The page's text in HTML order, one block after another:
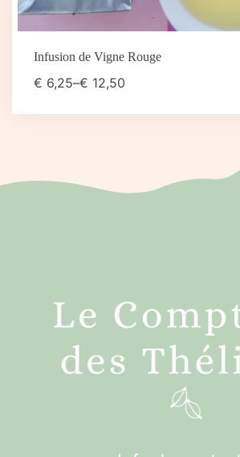
Infusion de Vigne Rouge
€ 6,25–€ 12,50